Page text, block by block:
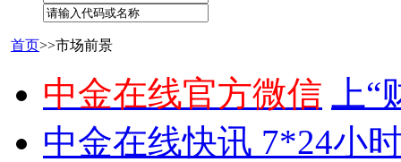
首页>>市场前景
中金在线官方微信
上
中金在线快讯 7*24小